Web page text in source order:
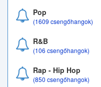
Pop
(1609 csengőhangok)
R&B
(106 csengőhangok)
Rap - Hip Hop
(850 csengőhangok)